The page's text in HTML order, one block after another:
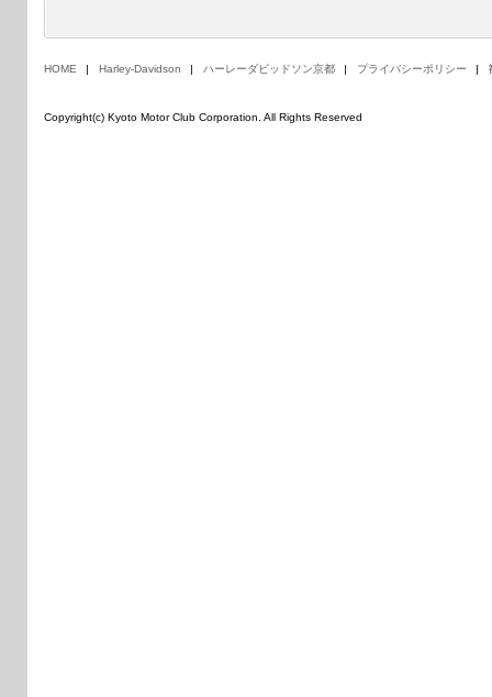
HOME Harley-Davidson ハーレーダビッドソン京都 プライバシーポリシー
Copyright(c) Kyoto Motor Club Corporation. All Rights Reserved